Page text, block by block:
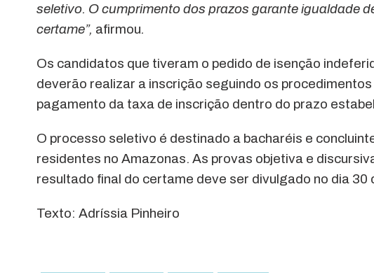
seletivo. O cumprimento dos prazos garante igualdade
certame”, afirmou.
Os candidatos que tiveram o pedido de isenção
deverão realizar a inscrição seguindo os
pagamento da taxa de inscrição dentro do prazo
O processo seletivo é destinado a bacharéis e
residentes no Amazonas. As provas objetiva e
resultado final do certame deve ser divulgado no dia 30
Texto: Adríssia Pinheiro